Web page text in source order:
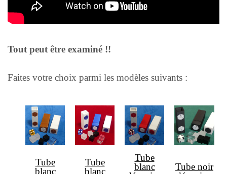
Tout peut être examiné !!
Faites votre choix parmi les modèles suivants :
Tube
blanc
Tube
blanc
Tube
blanc
Tube noir